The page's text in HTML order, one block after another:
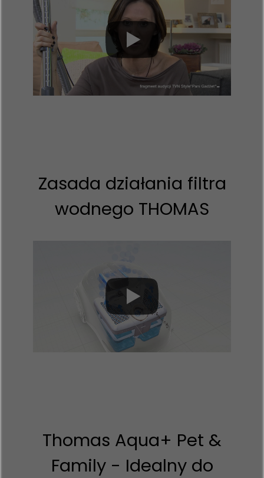
Zasada działania filtra
wodnego THOMAS
Thomas Aqua+ Pet &
Family - Idealny do